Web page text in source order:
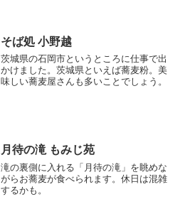
そば処 小野越
茨城県の石岡市というところに仕事で出
かけました。茨城県といえば蕎麦粉。美
味しい蕎麦屋さんも多いことでしょう。
月待の滝 もみじ苑
滝の裏側に入れる「月待の滝」を眺めな
がらお蕎麦が食べられます。休日は混雑
するかも。